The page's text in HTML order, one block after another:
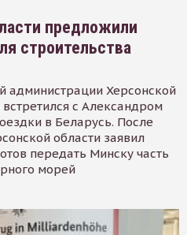
предложили
строительства
администрации Херсонской
с Александром
в Беларусь. После
области заявил
передать Минску часть
морей